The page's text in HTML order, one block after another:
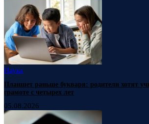
Наука
Планшет раньше букваря: родители хотят
грамоте с четырех лет
05.08.2026